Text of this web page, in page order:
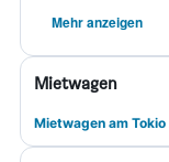
Mehr anzeigen
Mietwagen
Mietwagen am